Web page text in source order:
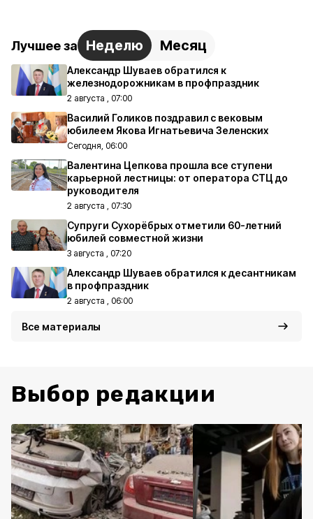
Лучшее за Неделю Месяц
Александр Шуваев обратился к
железнодорожникам в профпраздник
2 августа , 07:00
Василий Голиков поздравил с вековым
юбилеем Якова Игнатьевича Зеленских
Сегодня, 06:00
Валентина Цепкова прошла все ступени
карьерной лестницы: от оператора СТЦ до
руководителя
2 августа , 07:30
Супруги Сухорёбрых отметили 60-летний
юбилей совместной жизни
3 августа , 07:20
Александр Шуваев обратился к десантникам
в профпраздник
2 августа , 06:00
Все материалы
Выбор редакции